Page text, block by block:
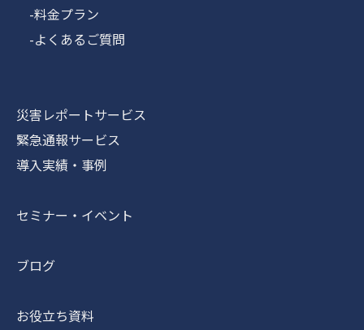
-料金プラン
-よくあるご質問
災害レポートサービス
緊急通報サービス
導入実績・事例
セミナー・イベント
ブログ
お役立ち資料